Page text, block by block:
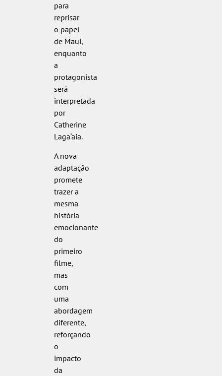
para
reprisar
o papel
de Maui,
enquanto
a
protagonista
será
interpretada
por
Catherine
Laga‘aia.
A nova
adaptação
promete
trazer a
mesma
história
emocionante
do
primeiro
filme,
mas
com
uma
abordagem
diferente,
reforçando
o
impacto
da